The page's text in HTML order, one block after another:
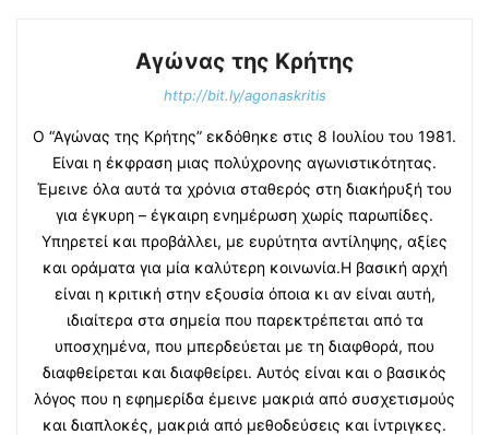
Αγώνας της Κρήτης
http://bit.ly/agonaskritis
Ο “Αγώνας της Κρήτης” εκδόθηκε στις 8 Ιουλίου του 1981.
Είναι η έκφραση μιας πολύχρονης αγωνιστικότητας.
Έμεινε όλα αυτά τα χρόνια σταθερός στη διακήρυξή του
για έγκυρη – έγκαιρη ενημέρωση χωρίς παρωπίδες.
Υπηρετεί και προβάλλει, με ευρύτητα αντίληψης, αξίες
και οράματα για μία καλύτερη κοινωνία.Η βασική αρχή
είναι η κριτική στην εξουσία όποια κι αν είναι αυτή,
ιδιαίτερα στα σημεία που παρεκτρέπεται από τα
υποσχημένα, που μπερδεύεται με τη διαφθορά, που
διαφθείρεται και διαφθείρει. Αυτός είναι και ο βασικός
λόγος που η εφημερίδα έμεινε μακριά από συσχετισμούς
και διαπλοκές, μακριά από μεθοδεύσεις και ίντριγκες.